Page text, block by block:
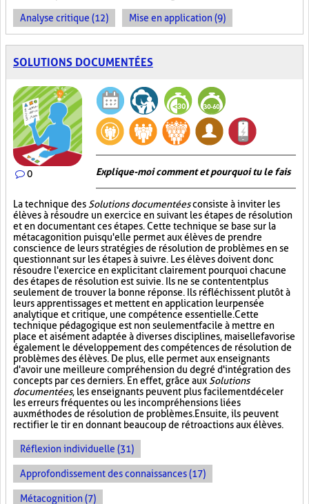
Analyse critique (12) Mise en application (9)
SOLUTIONS DOCUMENTÉES
0 Explique-moi comment et pourquoi tu le fais
La technique des Solutions documentéesconsiste à inviter les
élèves à résoudre un exercice en suivant les étapes de résolution
et en documentant ces étapes. Cette technique se base sur la
métacagonition puisqu'elle permet aux élèves de prendre
conscience de leurs stratégies de résolution de problèmes en se
questionnant sur les étapes à suivre. Les élèves doivent donc
résoudre l'exercice en explicitant clairement pourquoi chacune
des étapes de résolution est suivie. Ils ne se contentent plus
seulement de trouver la bonne réponse. Ils réfléchissent plutôt à
leurs apprentissages et mettent en application leur pensée
analytique et critique, une compétence essentielle. Cette
technique pédagogique est non seulement facile à mettre en
place et aisément adaptée à diverses disciplines, mais elle favorise
également le développement des compétences de résolution de
problèmes des élèves. De plus, elle permet aux enseignants
d'avoir une meilleure compréhension du degré d'intégration des
concepts par ces derniers. En effet, grâce aux Solutions
documentées, les enseignants peuvent plus facilement déceler
les erreurs fréquentes ou les incompréhensions liées
aux méthodes de résolution de problèmes. Ensuite, ils peuvent
rectifier le tir en donnant beaucoup de rétroactions aux élèves.
Réflexion individuelle (31)
Approfondissement des connaissances (17)
Métacognition (7)